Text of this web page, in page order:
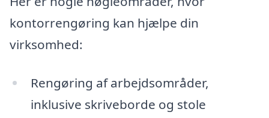
kontorrengøring kan hjælpe din
virksomhed:
Rengøring af arbejdsområder,
inklusive skriveborde og stole